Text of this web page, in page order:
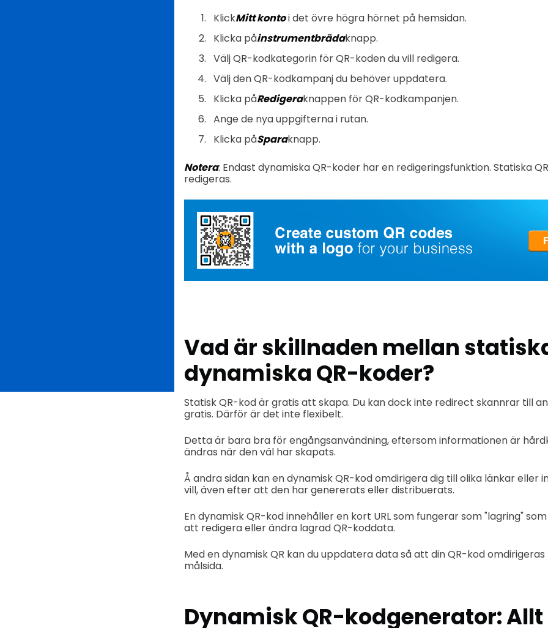
KlickMitt kontoi det övre högra hörnet på hemsidan.
Klicka påinstrumentbrädaknapp.
Välj QR-kodkategorin för QR-koden du vill redigera.
Välj den QR-kodkampanj du behöver uppdatera.
Klicka påRedigeraknappen för QR-kodkampanjen.
Ange de nya uppgifterna i rutan.
Klicka påSparaknapp.
Notera: Endast dynamiska QR-koder har en redigeringsfunktion. Statiska
redigeras.
Vad är skillnaden mellan
dynamiska QR-koder?
Statisk QR-kod är gratis att skapa. Du kan dock inte redirect skannrar till
gratis. Därför är det inte flexibelt.
Detta är bara bra för engångsanvändning, eftersom informationen är
ändras när den väl har skapats.
Å andra sidan kan en dynamisk QR-kod omdirigera dig till olika länkar eller
vill, även efter att den har genererats eller distribuerats.
En dynamisk QR-kod innehåller en kort URL som fungerar som "lagring"
att redigera eller ändra lagrad QR-koddata.
Med en dynamisk QR kan du uppdatera data så att din QR-kod
målsida.
Dynamisk QR-kodgenerator: Allt